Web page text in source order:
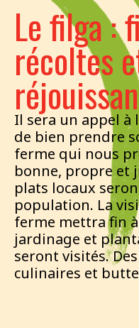
Le filga :
récoltes
Il sera un appel à
de bien prendre
ferme qui nous
bonne, propre et
plats locaux
population. La
ferme mettra fin
jardinage et
seront visités.
culinaires et